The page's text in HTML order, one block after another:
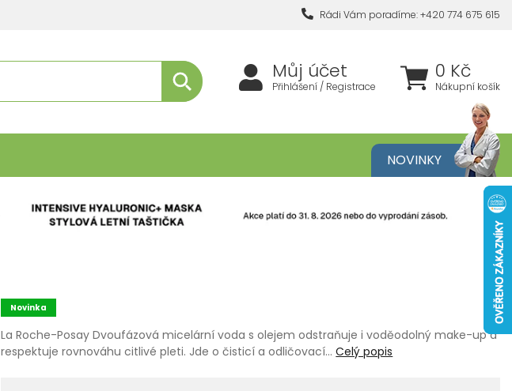
Rádi Vám poradíme: +420 774 675 615
0 Kč
Nákupní košík
Můj účet
Přihlášení / Registrace
NOVINKY
Novinka
La Roche-Posay Dvoufázová micelární voda s olejem odstraňuje i voděodolný make-up a
respektuje rovnováhu citlivé pleti. Jde o čisticí a odličovací…Celý popis